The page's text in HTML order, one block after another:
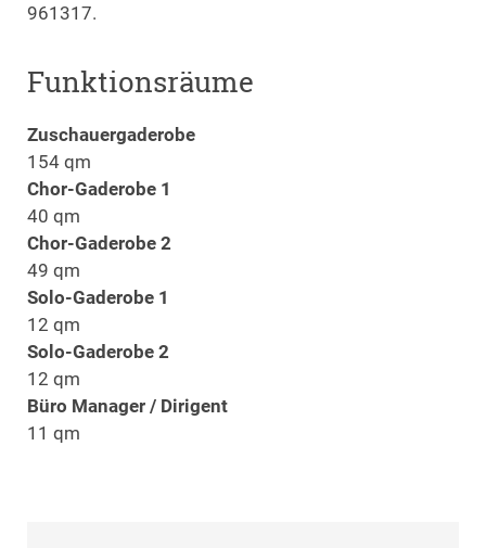
961317.
Funktionsräume
Zuschauergaderobe
154 qm
Chor-Gaderobe 1
40 qm
Chor-Gaderobe 2
49 qm
Solo-Gaderobe 1
12 qm
Solo-Gaderobe 2
12 qm
Büro Manager / Dirigent
11 qm